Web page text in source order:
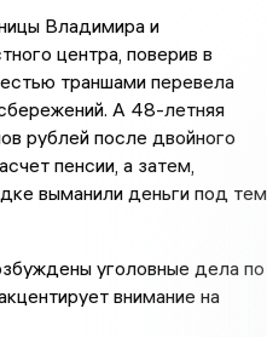
Владимира и
центра, поверив в
траншами перевела
А 48-летняя
рублей после двойного
пенсии, а затем,
выманили деньги под тем
уголовные дела по
внимание на